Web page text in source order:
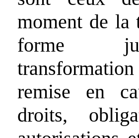
moment de la
forme
remise en
droits,